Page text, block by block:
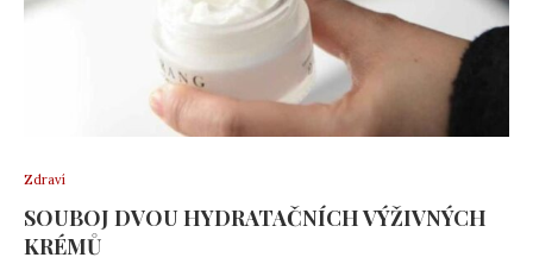
Zdraví
SOUBOJ DVOU HYDRATAČNÍCH VÝŽIVNÝCH
KRÉMŮ